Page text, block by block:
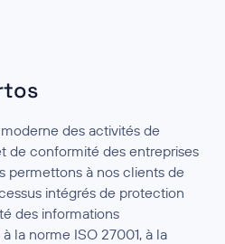
des activités de
de conformité des entreprises
permettons à nos clients de
intégrés de protection
des informations
la norme ISO 27001, à la